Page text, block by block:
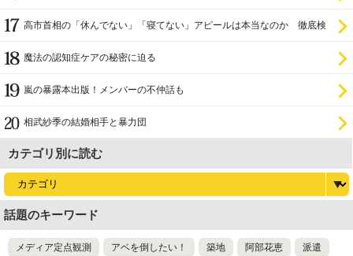
高市首相の「休んでない」「寝てない」アピールは本当なのか 徹底検
魔法の認知症ケアの秘密に迫る
嵐の暴露本出版！メンバーの不仲話も
相武紗季の結婚相手と暴力団
カテゴリ別に読む
話題のキーワード
メディア定点観測 アベを倒したい！ 築地 阿部花恵 派遣